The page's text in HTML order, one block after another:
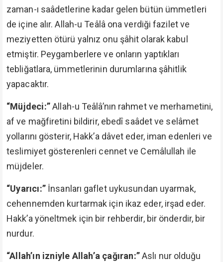
zaman-ı saâdetlerine kadar gelen bütün ümmetleri
de içine alır. Allah-u Teâlâ ona verdiği fazilet ve
meziyetten ötürü yalnız onu şâhit olarak kabul
etmiştir. Peygamberlere ve onların yaptıkları
tebliğatlara, ümmetlerinin durumlarına şâhitlik
yapacaktır.
“Müjdeci:”Allah-u Teâlâ’nın rahmet ve merhametini,
af ve mağfiretini bildirir, ebedî saâdet ve selâmet
yollarını gösterir, Hakk’a dâvet eder, iman edenleri ve
teslimiyet gösterenleri cennet ve Cemâlullah ile
müjdeler.
“Uyarıcı:” İnsanları gaflet uykusundan uyarmak,
cehennemden kurtarmak için ikaz eder, irşad eder.
Hakk’a yöneltmek için bir rehberdir, bir önderdir, bir
nurdur.
“Allah’ın izniyle Allah’a çağıran:”Aslı nur olduğu